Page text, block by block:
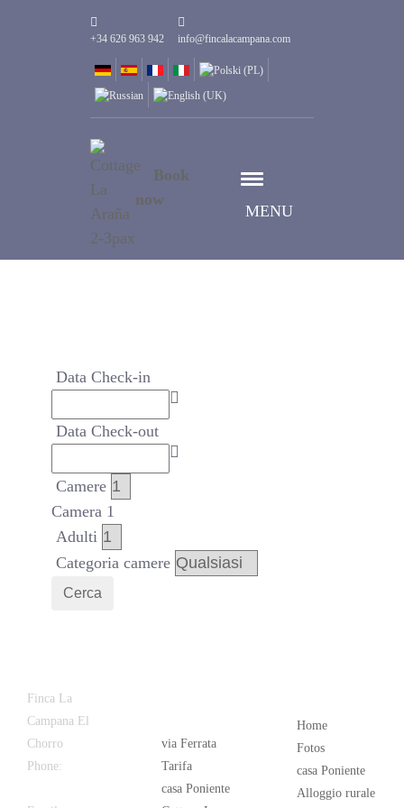
+34 626 963 942 info@fincalacampana.com
MENU
Book
now
Data Check-in
Data Check-out
Camere
Camera 1
Adulti
Categoria camere
Cerca
Finca La
Campana El
Chorro
Phone:
via Ferrata
Tarifa
casa Poniente
Home
Fotos
casa Poniente
Alloggio rurale